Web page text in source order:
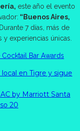
este año el evento
“Buenos Aires,
. Durante 7 días, más de
experiencias únicas.
Cocktail Bar Awards
en Tigre y sigue
by Marriott Santa
20